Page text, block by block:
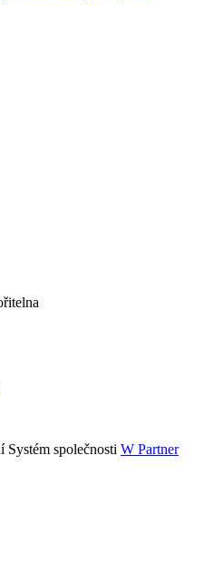
Systém společnosti W Partner